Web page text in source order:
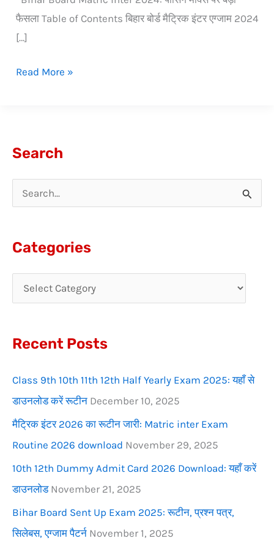
फैसला Table of Contents बिहार बोर्ड मैट्रिक इंटर एग्जाम 2024
[…]
Read More »
Search
h
o
:
Categories
Recent Posts
Class 9th 10th 11th 12th Half Yearly Exam 2025: यहाँ से
डाउनलोड करें रूटीन December 10, 2025
मैट्रिक इंटर 2026 का रूटीन जारी: Matric inter Exam
Routine 2026 download November 29, 2025
10th 12th Dummy Admit Card 2026 Download: यहाँ करें
डाउनलोड November 21, 2025
Bihar Board Sent Up Exam 2025: रूटीन, प्रश्न पत्र,
सिलेबस, एग्जाम पैटर्न November 1, 2025